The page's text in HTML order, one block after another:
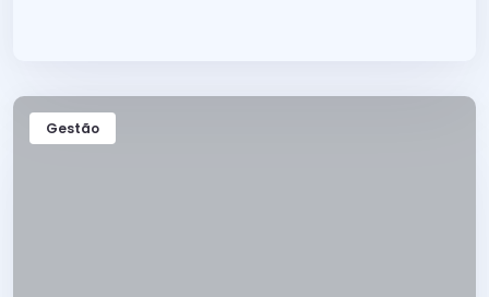
Gestão